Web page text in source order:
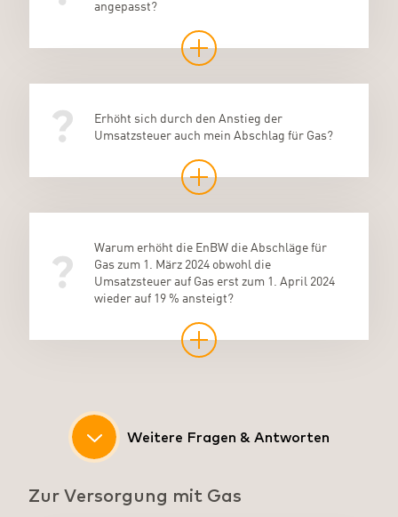
angepasst?
Erhöht sich durch den Anstieg der
Umsatzsteuer auch mein Abschlag für Gas?
Warum erhöht die EnBW die Abschläge für
Gas zum 1. März 2024 obwohl die
Umsatzsteuer auf Gas erst zum 1. April 2024
wieder auf 19 % ansteigt?
Abschlags bzw. die Erhöhung der
Umsatzsteuer ein Sonderkündigungsrecht?
Erhöhung durch die EnBW wieder ändern?
Inwiefern wurde die Umsatzsteuer­senkung
von 7 % darin berücksichtigt?
Umsatzsteuer meinen Zählerstand ablesen?
schon der erhöhte Umsatzsteuersatz von 19
% drin?Weitere Fragen & Antworten
Zur Versorgung mit Gas